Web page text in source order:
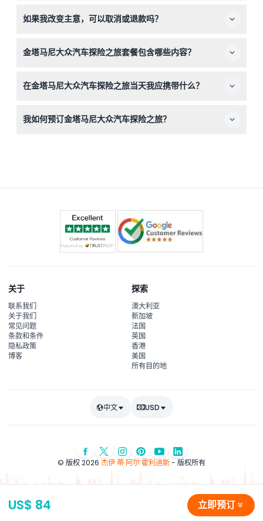
US$ 84 立即预订
庄、植物园、翡翠稻田，欣赏巴图尔山及周边乡村的全景。
如果我改变主意，可以取消或退款吗？
日期和时间。
金塔马尼大众汽车探险之旅套餐包含哪些内容？
富的司机导游。
在金塔马尼大众汽车探险之旅当天我应携带什么？
霜，以及您当天可能需要的个人物品。
我如何预订金塔马尼大众汽车探险之旅？
关于
联系我们
关于我们
常见问题
条款和条件
隐私政策
博客
探索
澳大利亚
新加坡
法国
英国
香港
美国
所有目的地
中文 USD
© 版权 2026 杰伊·蒂·阿尔·霍利迪斯- 版权所有